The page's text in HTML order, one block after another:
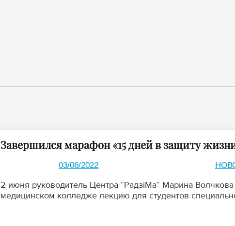
Завершился марафон «15 дней в защиту
03/06/2022
2 июня руководитель Центра “РадзіМа” Марина
медицинском колледже лекцию для студентов